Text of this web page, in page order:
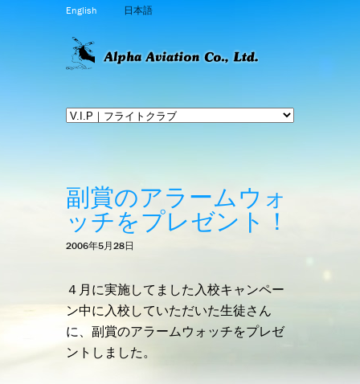
English 日本語
副賞のアラームウォ
ッチをプレゼント！
2006年5月28日
４月に実施してました入校キャンペー
ン中に入校していただいた生徒さん
に、副賞のアラームウォッチをプレゼ
ントしました。